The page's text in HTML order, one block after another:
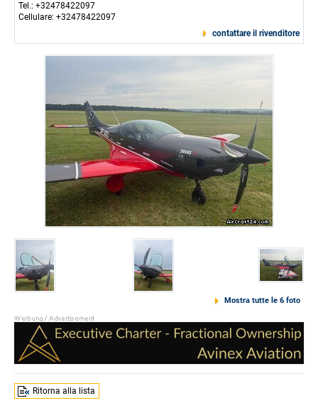
Tel.: +32478422097
Cellulare: +32478422097
contattare il rivenditore
Mostra tutte le 6 foto
Ritorna alla lista